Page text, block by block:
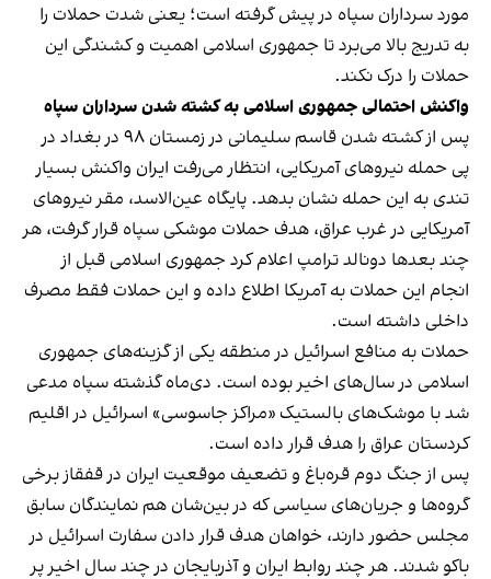
مورد سرداران سپاه در پیش گرفته است؛ یعنی شدت حملات را
به تدریج بالا می‌برد تا جمهوری اسلامی اهمیت و کشندگی این
حملات را درک نکند.
واکنش احتمالی جمهوری اسلامی به کشته شدن سرداران سپاه
پس از کشته شدن قاسم سلیمانی در زمستان ۹۸ در بغداد در
پی حمله نیروهای آمریکایی، انتظار می‌رفت ایران واکنش بسیار
تندی به این حمله نشان بدهد. پایگاه عین‌الاسد، مقر نیروهای
آمریکایی در غرب عراق، هدف حملات موشکی سپاه قرار گرفت، هر
چند بعدها دونالد ترامپ اعلام کرد جمهوری اسلامی قبل از
انجام این حملات به آمریکا اطلاع داده و این حملات فقط مصرف
داخلی داشته است.
حملات به منافع اسرائیل در منطقه یکی از گزینه‌های جمهوری
اسلامی در سال‌های اخیر بوده است. دی‌ماه گذشته سپاه مدعی
شد با موشک‌های بالستیک «مراکز جاسوسی» اسرائیل در اقلیم
کردستان عراق را هدف قرار داده است.
پس از جنگ دوم قره‌باغ و تضعیف موقعیت ایران در قفقاز برخی
گروه‌ها و جریان‌های سیاسی که در بین‌شان هم نمایندگان سابق
مجلس حضور دارند، خواهان هدف قرار دادن سفارت اسرائیل در
باکو شدند. هر چند روابط ایران و آذربایجان در چند سال اخیر پر